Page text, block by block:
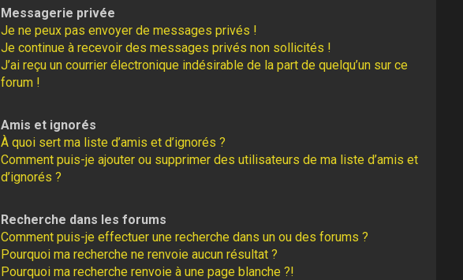
Messagerie privée
Je ne peux pas envoyer de messages privés !
Je continue à recevoir des messages privés non sollicités !
J’ai reçu un courrier électronique indésirable de la part de quelqu’un sur ce
forum !
Amis et ignorés
À quoi sert ma liste d’amis et d’ignorés ?
Comment puis-je ajouter ou supprimer des utilisateurs de ma liste d’amis et
d’ignorés ?
Recherche dans les forums
Comment puis-je effectuer une recherche dans un ou des forums ?
Pourquoi ma recherche ne renvoie aucun résultat ?
Pourquoi ma recherche renvoie à une page blanche ?!